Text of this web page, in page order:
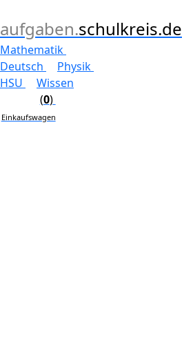
aufgaben.schulkreis.de
Mathematik
Deutsch
Physik
HSU
Wissen
(0)
Einkaufswagen